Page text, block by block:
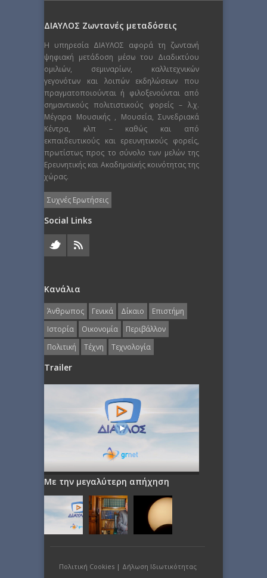
ΔΙΑΥΛΟΣ Ζωντανές μεταδόσεις
Η υπηρεσία ΔΙΑΥΛΟΣ αφορά τη ζωντανή
ψηφιακή μετάδοση μέσω του Διαδικτύου
ομιλιών, σεμιναρίων, καλλιτεχνικών
γεγονότων και λοιπών εκδηλώσεων που
πραγματοποιούνται ή φιλοξενούνται από
σημαντικούς πολιτιστικούς φορείς – λ.χ.
Μέγαρα Μουσικής , Μουσεία, Συνεδριακά
Κέντρα, κλπ – καθώς και από
εκπαιδευτικούς και ερευνητικούς φορείς,
πρωτίστως προς το σύνολο των μελών της
Ερευνητικής και Ακαδημαϊκής κοινότητας της
χώρας.
Συχνές Ερωτήσεις
Social Links
Κανάλια
Άνθρωπος Γενικά Δίκαιο
Επιστήμη
Ιστορία
Οικονομία
Περιβάλλον
Πολιτική
Τέχνη Τεχνολογία
Trailer
Με την μεγαλύτερη απήχηση
Πολιτική Cookies| Δήλωση Ιδιωτικότητας